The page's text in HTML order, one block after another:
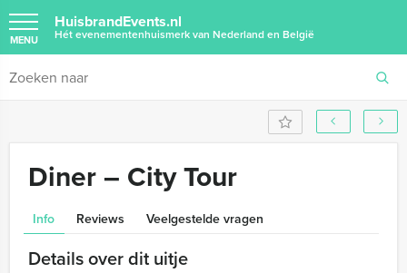
HuisbrandEvents.nl
Hét evenementenhuismerk van Nederland en België
MENU
Diner – City Tour
Info Reviews Veelgestelde vragen
Details over dit uitje